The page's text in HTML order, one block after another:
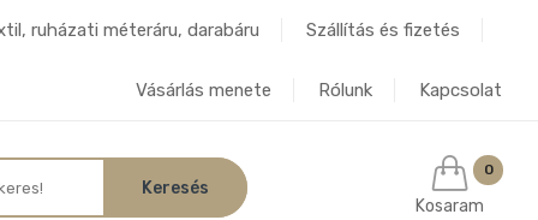
ruházati méteráru, darabáru Szállítás és fizetés
Vásárlás menete Rólunk Kapcsolat
0
Kosaram